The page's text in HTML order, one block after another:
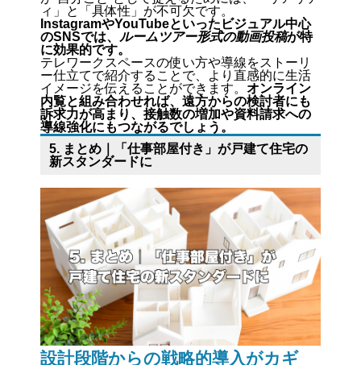
ィ」と「具体性」が不可欠です。
InstagramやYouTubeといったビジュアル中心
のSNSでは、 ルームツアー形式の動画投稿が特
に効果的です。
テレワークスペースの使い方や導線をストーリ
ー仕立てで紹介することで、より直感的に生活
イメージを伝えることができます。 オンライン
内覧と組み合わせれば、遠方からの検討者にも
訴求力が高まり、接触数の増加や資料請求への
導線強化にもつながるでしょう。
5. まとめ｜「仕事部屋付き」が戸建て住宅の
新スタンダードに
設計段階からの戦略的導入がカギ